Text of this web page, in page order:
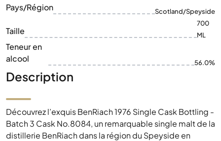
Pays/Région Scotland/Speyside
Taille
700
ML
Teneur en
alcool
56.0%
Description
Découvrez l’exquis BenRiach 1976 Single Cask Bottling -
Batch 3 Cask No.8084, un remarquable single malt de la
distillerie BenRiach dans la région du Speyside en